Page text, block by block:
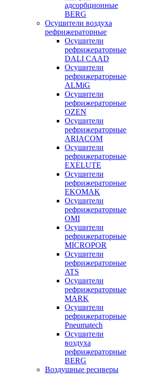
адсорбционные
BERG
Осушители воздуха
рефрижераторные
Осушители
рефрижераторные
DALI CAAD
Осушители
рефрижераторные
ALMiG
Осушители
рефрижераторные
OZEN
Осушители
рефрижераторные
ARIACOM
Осушители
рефрижераторные
EXELUTE
Осушители
рефрижераторные
EKOMAK
Осушители
рефрижераторные
OMI
Осушители
рефрижераторные
MICROPOR
Осушители
рефрижераторные
ATS
Осушители
рефрижераторные
MARK
Осушители
рефрижераторные
Pneumatech
Осушители
воздуха
рефрижераторные
BERG
Воздушные ресиверы